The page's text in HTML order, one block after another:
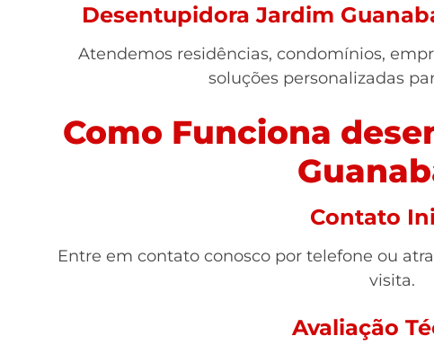
Desentupidora Jardim
Atendemos residências, condomínios,
soluções personalizadas
Como Funciona
Contato
Entre em contato conosco por telefone ou
visita.
Avaliação